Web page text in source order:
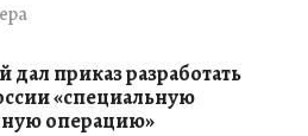
дал приказ разработать
«специальную
операцию»